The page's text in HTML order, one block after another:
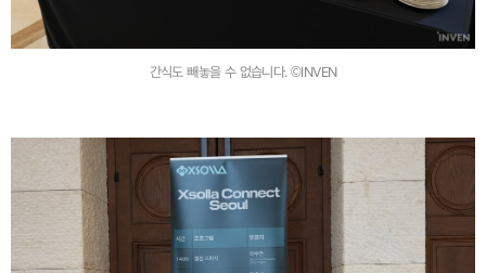
간식도 빼놓을 수 없습니다. ©INVEN